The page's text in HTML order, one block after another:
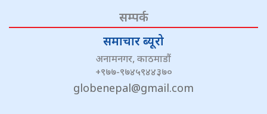
सम्पर्क
समाचार ब्यूरो
अनामनगर, काठमाडौं
+९७७-९७४५९४४३७०
globenepal@gmail.com